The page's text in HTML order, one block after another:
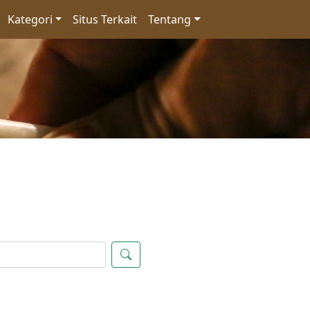
Kategori Situs Terkait Tentang